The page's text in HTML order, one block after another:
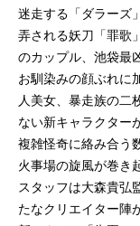
迷走する「ダラーズ
弄される妖刀「罪歌
のカップル、池袋最
お馴染みの顔ぶれに
人美女、暴走族の二
ない新キャラクター
複雑怪奇に絡み合う
火事場の旋風が巻き
スタッフは大森貴弘
たなクリエイター陣